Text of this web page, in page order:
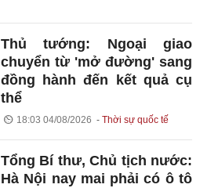
Thủ tướng: Ngoại giao
chuyển từ 'mở đường' sang
đồng hành đến kết quả cụ
thể
18:03 04/08/2026 Thời sự quốc tế
Tổng Bí thư, Chủ tịch nước:
Hà Nội nay mai phải có ô tô